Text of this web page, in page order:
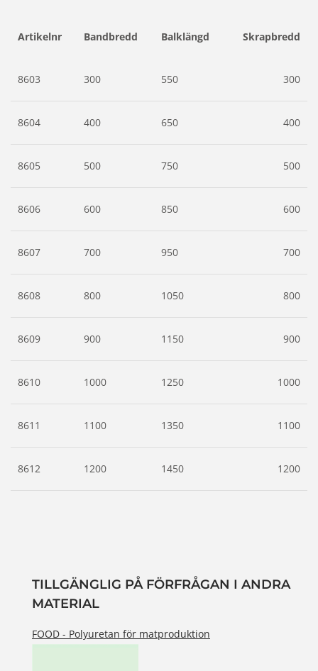
Artikelnr Bandbredd Balklängd Skrapbredd
8603 300 550 300
8604 400 650 400
8605 500 750 500
8606 600 850 600
8607 700 950 700
8608 800 1050 800
8609 900 1150 900
8610 1000 1250 1000
8611 1100 1350 1100
8612 1200 1450 1200
TILLGÄNGLIG PÅ FÖRFRÅGAN I ANDRA
MATERIAL
FOOD - Polyuretan för matproduktion